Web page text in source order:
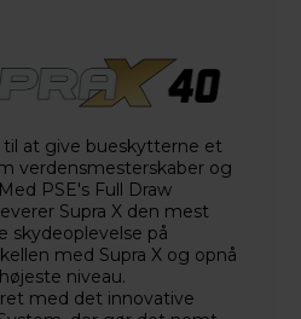
til at give bueskytterne et
verdensmesterskaber og
PSE's Full Draw
Supra X den mest
skydeoplevelse på
med Supra X og opnå
niveau.
med det innovative